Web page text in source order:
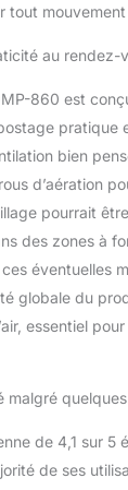
mouvement
au rendez-
860 est
pratique
bien
d’aération
pourrait
des zones à
éventuelles
globale du
essentiel
malgré
de 4,1 sur 5
de ses